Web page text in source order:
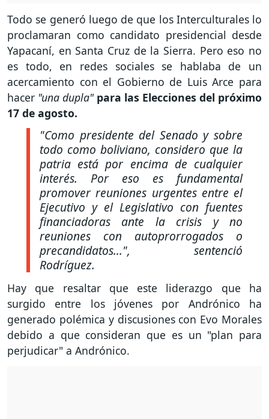
Todo se generó luego de que los Interculturales lo
proclamaran como candidato presidencial desde
Yapacaní, en Santa Cruz de la Sierra. Pero eso no
es todo, en redes sociales se hablaba de un
acercamiento con el Gobierno de Luis Arce para
hacer "una dupla" para las Elecciones del próximo
17 de agosto.
"Como presidente del Senado y sobre
todo como boliviano, considero que la
patria está por encima de cualquier
interés. Por eso es fundamental
promover reuniones urgentes entre el
Ejecutivo y el Legislativo con fuentes
financiadoras ante la crisis y no
reuniones con autoprorrogados o
precandidatos...", sentenció
Rodríguez.
Hay que resaltar que este liderazgo que ha
surgido entre los jóvenes por Andrónico ha
generado polémica y discusiones con Evo Morales
debido a que consideran que es un "plan para
perjudicar" a Andrónico.